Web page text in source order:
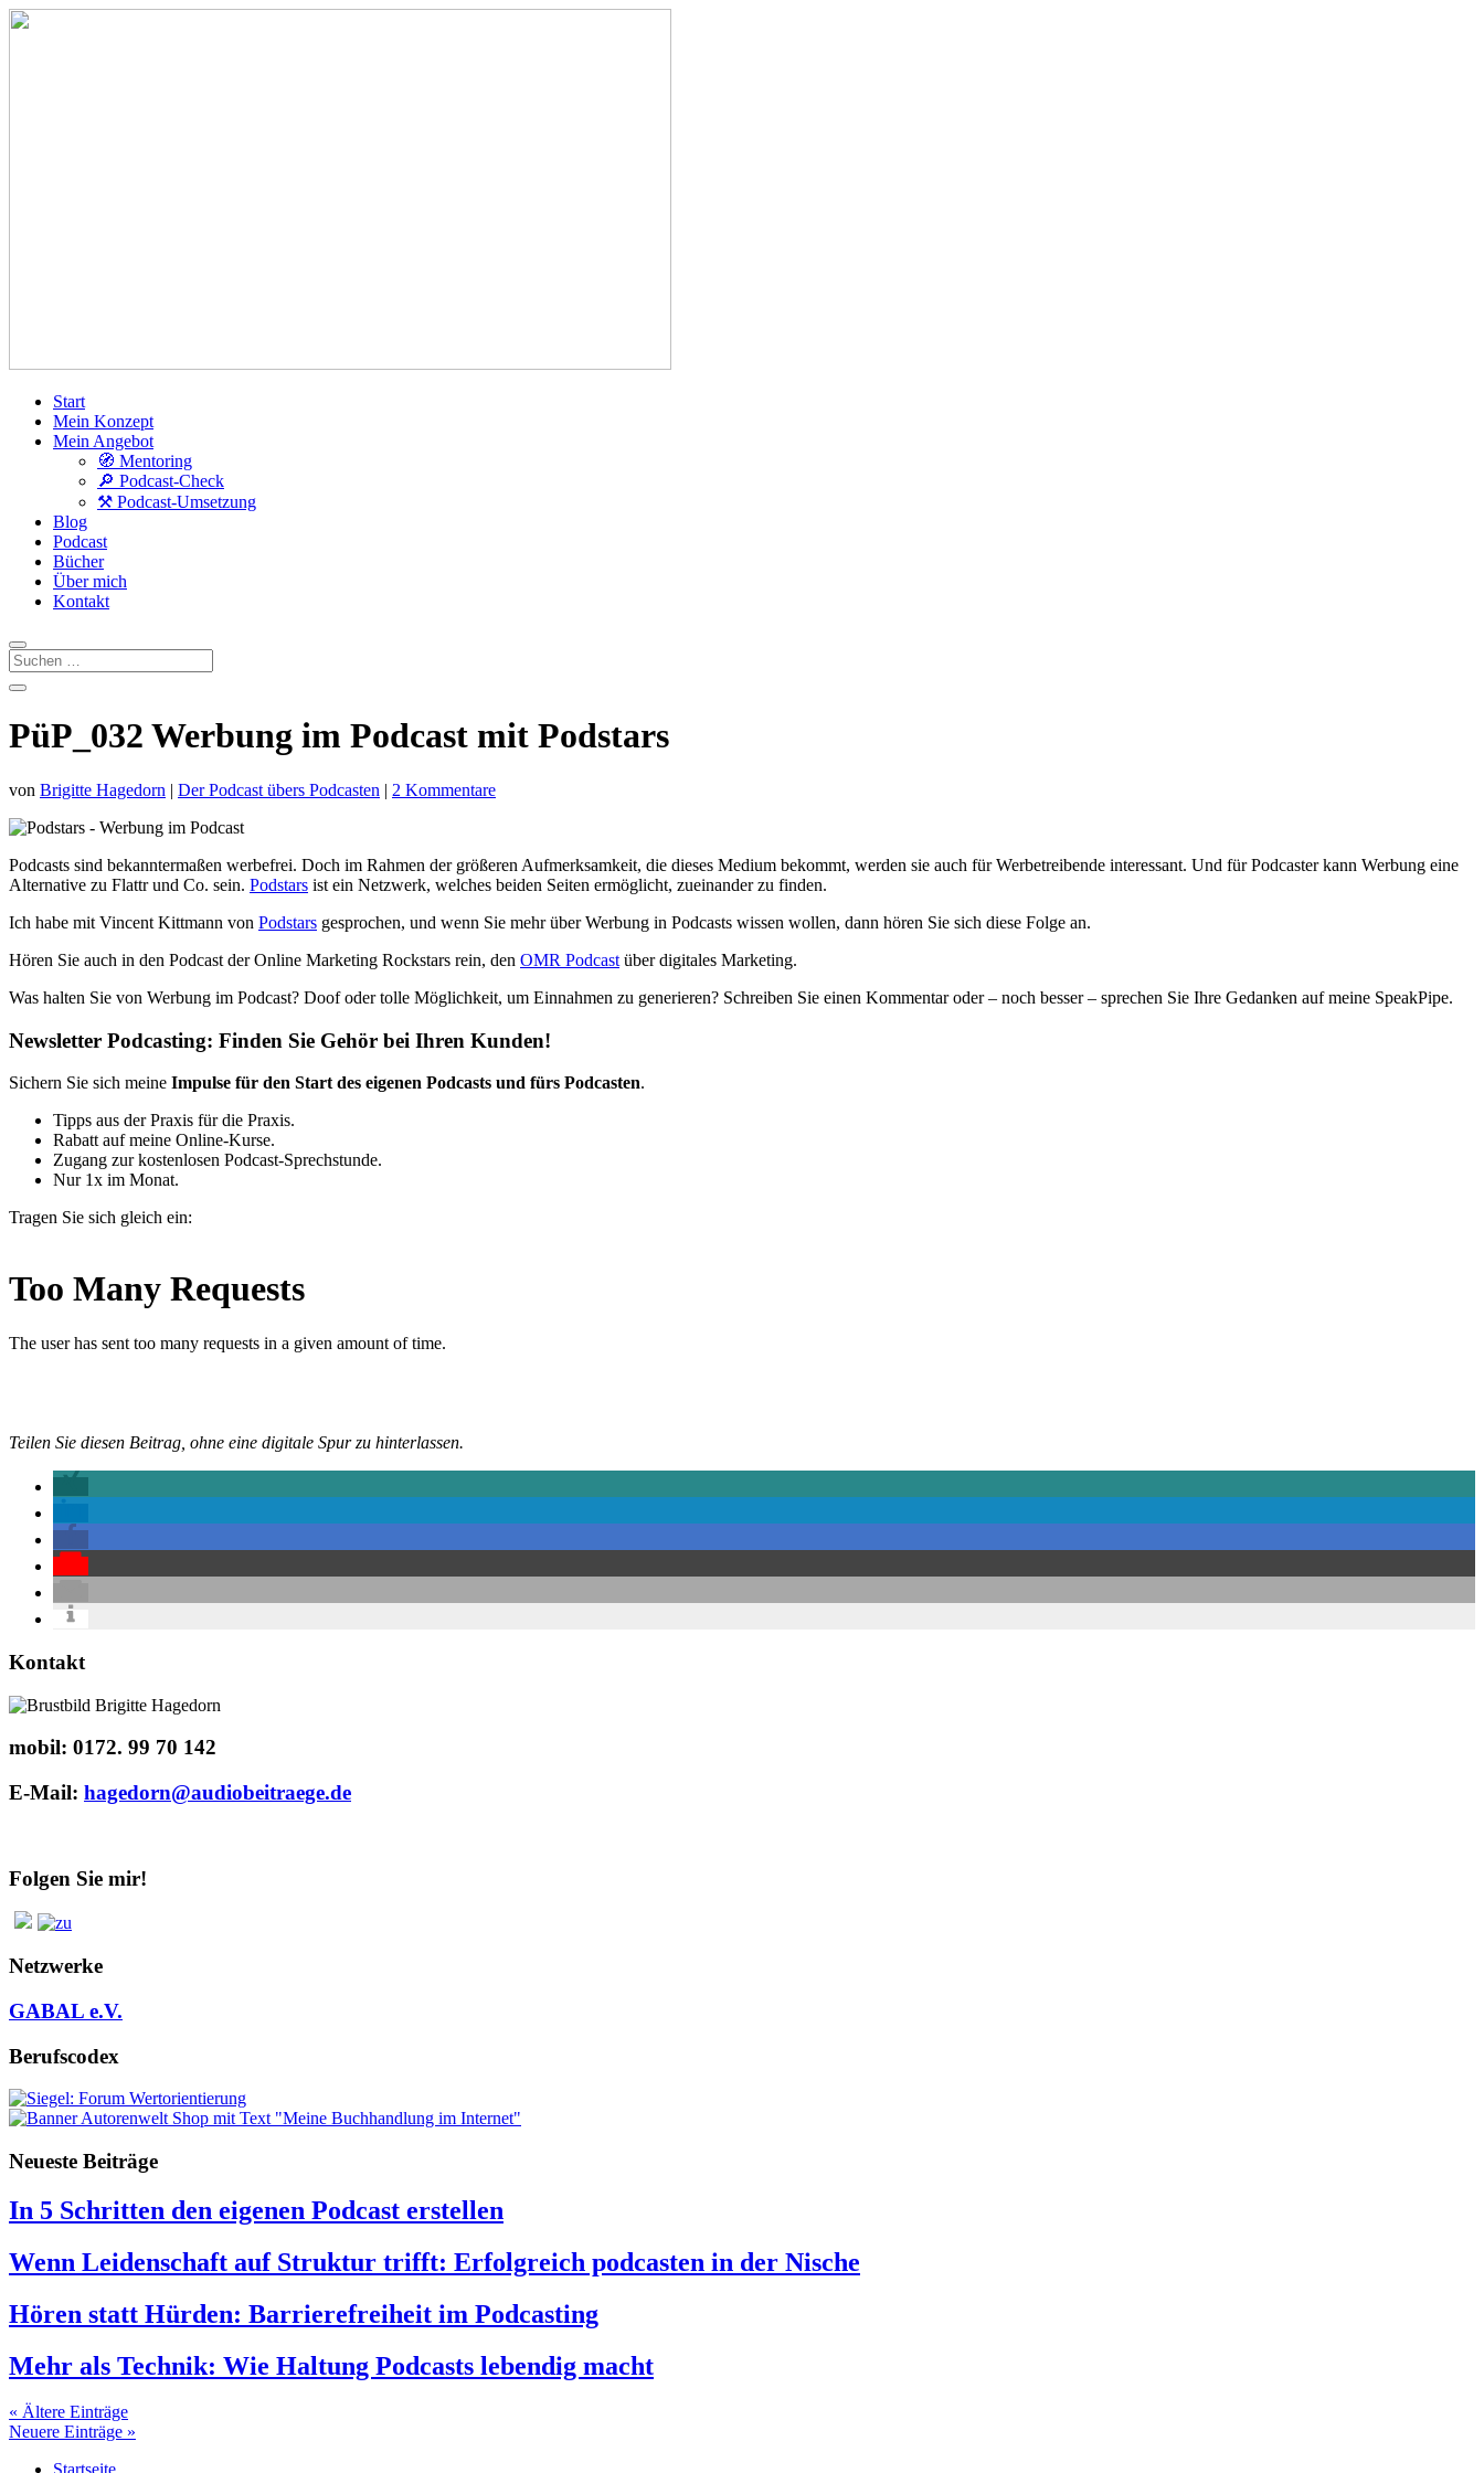
Start
Mein Konzept
Mein Angebot
🧭 Mentoring
🔎 Podcast-Check
⚒️ Podcast-Umsetzung
Blog
Podcast
Bücher
Über mich
Kontakt
PüP_032 Werbung im Podcast mit Podstars
von Brigitte Hagedorn | Der Podcast übers Podcasten | 2 Kommentare
Podcasts sind bekanntermaßen werbefrei. Doch im Rahmen der größeren Aufmerksamkeit, die dieses Medium bekommt, werden sie auch für Werbetreibende interessant. Und für Podcaster kann Werbung eine
Alternative zu Flattr und Co. sein. Podstars ist ein Netzwerk, welches beiden Seiten ermöglicht, zueinander zu finden.
Ich habe mit Vincent Kittmann von Podstars gesprochen, und wenn Sie mehr über Werbung in Podcasts wissen wollen, dann hören Sie sich diese Folge an.
Hören Sie auch in den Podcast der Online Marketing Rockstars rein, den OMR Podcast über digitales Marketing.
Was halten Sie von Werbung im Podcast? Doof oder tolle Möglichkeit, um Einnahmen zu generieren? Schreiben Sie einen Kommentar oder – noch besser – sprechen Sie Ihre Gedanken auf meine SpeakPipe.
Newsletter Podcasting: Finden Sie Gehör bei Ihren Kunden!
Sichern Sie sich meine Impulse für den Start des eigenen Podcasts und fürs Podcasten.
Tipps aus der Praxis für die Praxis.
Rabatt auf meine Online-Kurse.
Zugang zur kostenlosen Podcast-Sprechstunde.
Nur 1x im Monat.
Tragen Sie sich gleich ein:
Teilen Sie diesen Beitrag, ohne eine digitale Spur zu hinterlassen.
Kontakt
mobil: 0172. 99 70 142
E-Mail: hagedorn@audiobeitraege.de
Folgen Sie mir!
Netzwerke
GABAL e.V.
Berufscodex
Neueste Beiträge
In 5 Schritten den eigenen Podcast erstellen
Wenn Leidenschaft auf Struktur trifft: Erfolgreich podcasten in der Nische
Hören statt Hürden: Barrierefreiheit im Podcasting
Mehr als Technik: Wie Haltung Podcasts lebendig macht
« Ältere Einträge
Neuere Einträge »